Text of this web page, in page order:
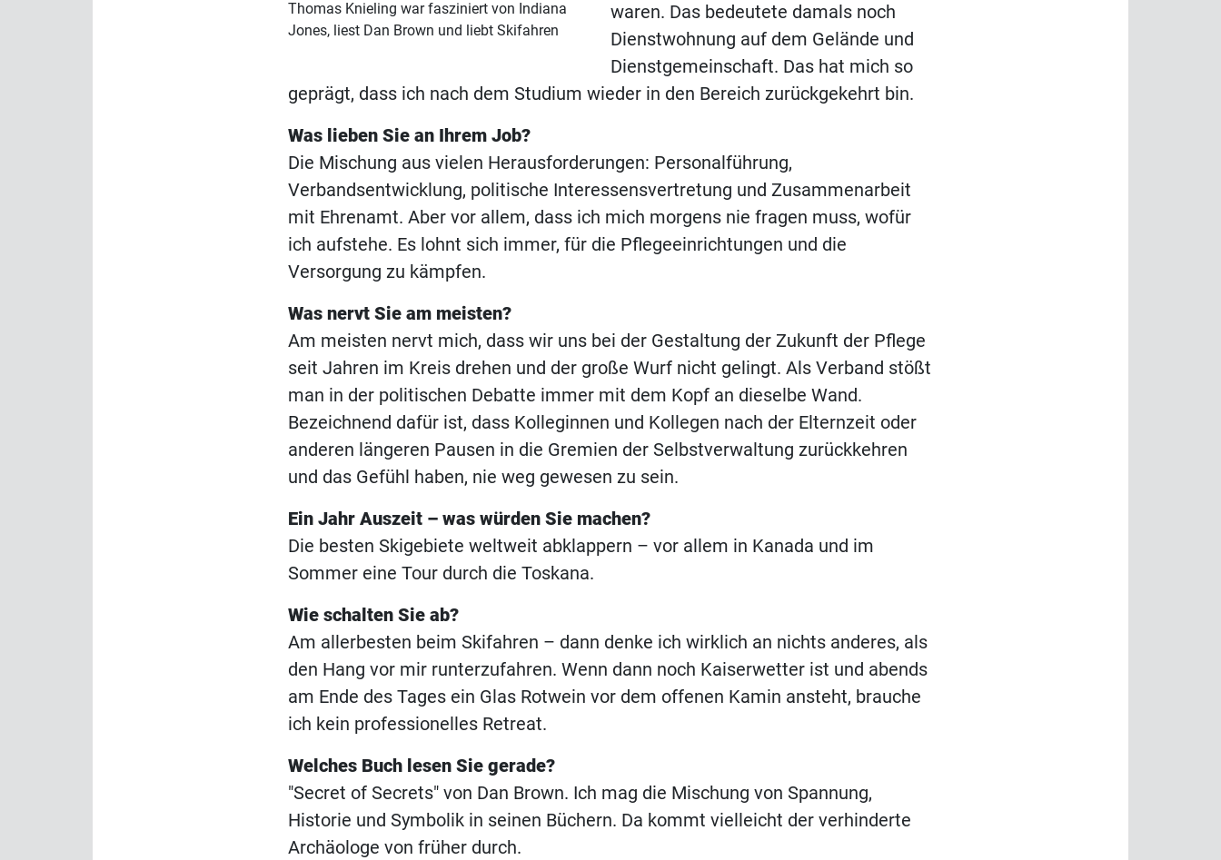
Thomas Knieling war fasziniert von Indiana
Jones, liest Dan Brown und liebt Skifahren
waren. Das bedeutete damals noch
Dienstwohnung auf dem Gelände und
Dienstgemeinschaft. Das hat mich so
geprägt, dass ich nach dem Studium wieder in den Bereich zurückgekehrt bin.
Was lieben Sie an Ihrem Job?
Die Mischung aus vielen Herausforderungen: Personalführung,
Verbandsentwicklung, politische Interessensvertretung und Zusammenarbeit
mit Ehrenamt. Aber vor allem, dass ich mich morgens nie fragen muss, wofür
ich aufstehe. Es lohnt sich immer, für die Pflegeeinrichtungen und die
Versorgung zu kämpfen.
Was nervt Sie am meisten?
Am meisten nervt mich, dass wir uns bei der Gestaltung der Zukunft der Pflege
seit Jahren im Kreis drehen und der große Wurf nicht gelingt. Als Verband stößt
man in der politischen Debatte immer mit dem Kopf an dieselbe Wand.
Bezeichnend dafür ist, dass Kolleginnen und Kollegen nach der Elternzeit oder
anderen längeren Pausen in die Gremien der Selbstverwaltung zurückkehren
und das Gefühl haben, nie weg gewesen zu sein.
Ein Jahr Auszeit – was würden Sie machen?
Die besten Skigebiete weltweit abklappern – vor allem in Kanada und im
Sommer eine Tour durch die Toskana.
Wie schalten Sie ab?
Am allerbesten beim Skifahren – dann denke ich wirklich an nichts anderes, als
den Hang vor mir runterzufahren. Wenn dann noch Kaiserwetter ist und abends
am Ende des Tages ein Glas Rotwein vor dem offenen Kamin ansteht, brauche
ich kein professionelles Retreat.
Welches Buch lesen Sie gerade?
"Secret of Secrets" von Dan Brown. Ich mag die Mischung von Spannung,
Historie und Symbolik in seinen Büchern. Da kommt vielleicht der verhinderte
Archäologe von früher durch.